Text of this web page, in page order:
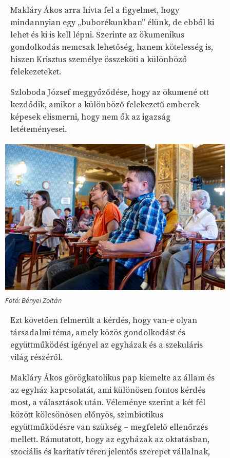
Makláry Ákos arra hívta fel a figyelmet, hogy
mindannyian egy „buborékunkban” élünk, de ebből ki
lehet és ki is kell lépni. Szerinte az ökumenikus
gondolkodás nemcsak lehetőség, hanem kötelesség is,
hiszen Krisztus személye összeköti a különböző
felekezeteket.
Szloboda József meggyőződése, hogy az ökumené ott
kezdődik, amikor a különböző felekezetű emberek
képesek elismerni, hogy nem ők az igazság
letéteményesei.
Fotó: Bényei Zoltán
Ezt követően felmerült a kérdés, hogy van-e olyan
társadalmi téma, amely közös gondolkodást és
együttműködést igényel az egyházak és a szekuláris
világ részéről.
Makláry Ákos görögkatolikus pap kiemelte az állam és
az egyház kapcsolatát, ami különösen fontos kérdés
most, a választások után. Véleménye szerint a két fél
között kölcsönösen előnyös, szimbiotikus
együttműködésre van szükség – megfelelő ellenőrzés
mellett. Rámutatott, hogy az egyházak az oktatásban,
szociális és karitatív téren jelentős szerepet vállalnak,